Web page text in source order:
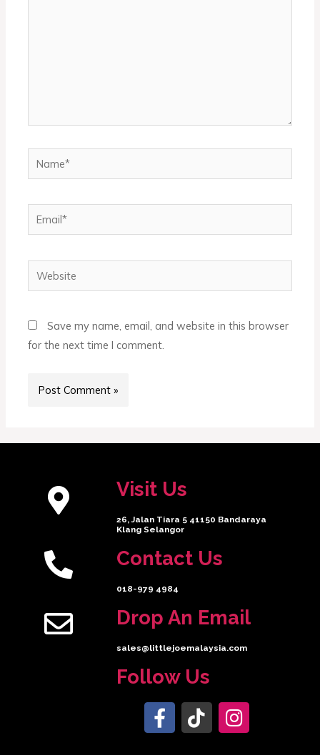
Save my name, email, and website in this browser
for the next time I comment.
Visit Us
26, Jalan Tiara 5 41150 Bandaraya
Klang Selangor
Contact Us
018-979 4984
Drop An Email
sales@littlejoemalaysia.com
Follow Us